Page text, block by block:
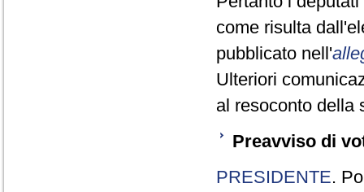
come risulta
pubblicato nell'
Ulteriori
al resoconto della
Preavviso di
PRESIDENTE.